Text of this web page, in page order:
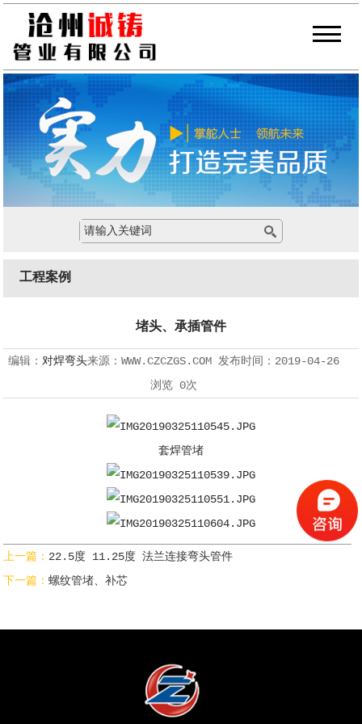
工程案例
堵头、承插管件
编辑： 对焊弯头来源： WWW.CZCZGS.COM发布时间： 2019-04-26
浏览 0次
套焊管堵
上一篇： 22.5度 11.25度 法兰连接弯头管件
下一篇：螺纹管堵、补芯